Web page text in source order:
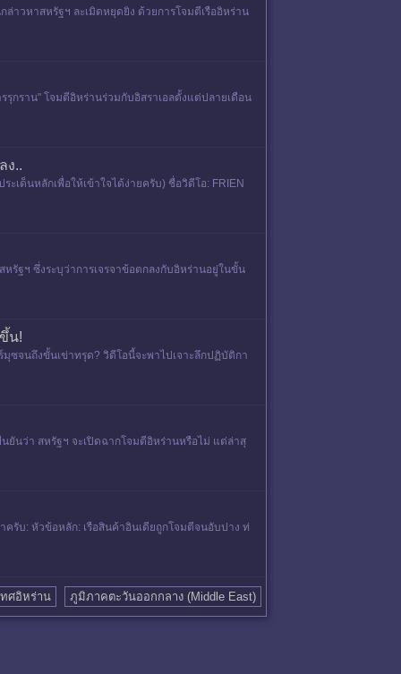
าวหาสหรัฐฯ ละเมิดหยุดยิง ด้วยการโจมตีเรืออิหร่าน
รุกราน" โจมตีอิหร่านร่วมกับอิสราเอลตั้งแต่ปลายเดือน
ง..
เด็นหลักเพื่อให้เข้าใจได้ง่ายครับ) ชื่อวิดีโอ: FRIEN
รัฐฯ ซึ่งระบุว่าการเจรจาข้อตกลงกับอิหร่านอยู่ในขั้น
น!
ซจนถึงขั้นเข่าทรุด? วิดีโอนี้จะพาไปเจาะลึกปฏิบัติกา
นยันว่า สหรัฐฯ จะเปิดฉากโจมตีอิหร่านหรือไม่ แต่ล่าสุ
รับ: หัวข้อหลัก: เรือสินค้าอินเดียถูกโจมตีจนอับปาง ท่
ทศอิหร่าน ภูมิภาคตะวันออกกลาง (Middle East)